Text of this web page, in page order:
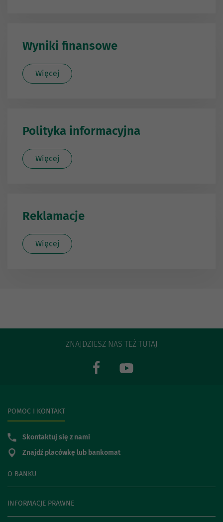
Wyniki finansowe
Więcej
Polityka informacyjna
Więcej
Reklamacje
Więcej
ZNAJDZIESZ NAS TEŻ TUTAJ
O BANKU
INFORMACJE PRAWNE
POMOC I KONTAKT
Skontaktuj się z nami
Znajdź placówkę lub bankomat